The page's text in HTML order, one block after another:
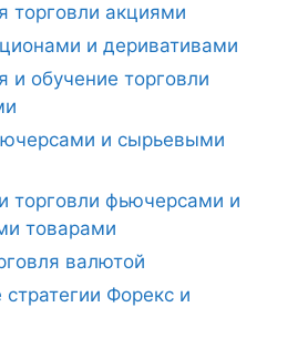
торговли акциями
и деривативами
и обучение торговли
и сырьевыми
торговли фьючерсами и
товарами
валютой
Форекс и